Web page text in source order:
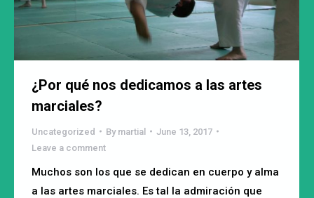
¿Por qué nos dedicamos a las artes
marciales?
Uncategorized By martial
June 13, 2017
Leave a comment
Muchos son los que se dedican en cuerpo y alma
a las artes marciales. Es tal la admiración que